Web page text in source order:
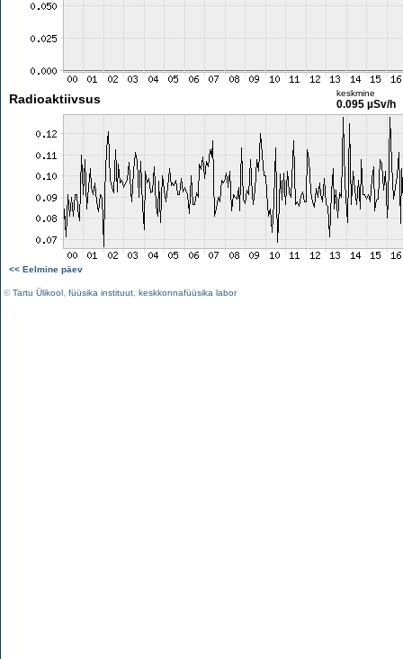
Radioaktiivsus keskmine
0.095 µSv/h
<< Eelmine päev
©Tartu Ülikool füüsika instituut keskkonnafüüsika labor